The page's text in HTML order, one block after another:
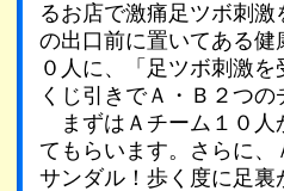
るお店で激痛足ツボ刺
の出口前に置いてある
０人に、「足ツボ刺激
くじ引きでＡ・Ｂ２つ
まずはＡチーム１０人
てもらいます。さらに
サンダル！歩く度に足